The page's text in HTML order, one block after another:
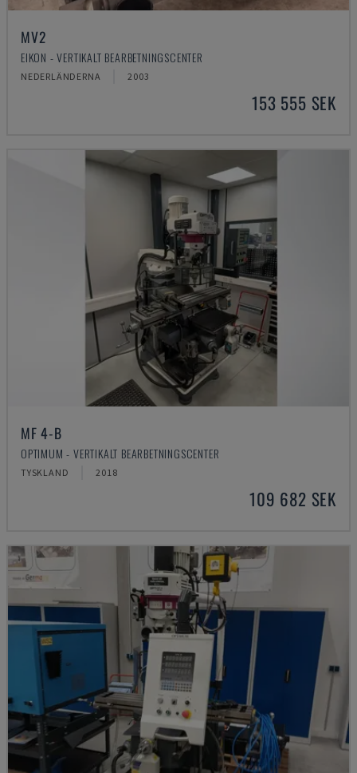
MV2
EIKON - VERTIKALT BEARBETNINGSCENTER
NEDERLÄNDERNA 2003
153 555 SEK
MF 4-B
OPTIMUM - VERTIKALT BEARBETNINGSCENTER
TYSKLAND 2018
109 682 SEK